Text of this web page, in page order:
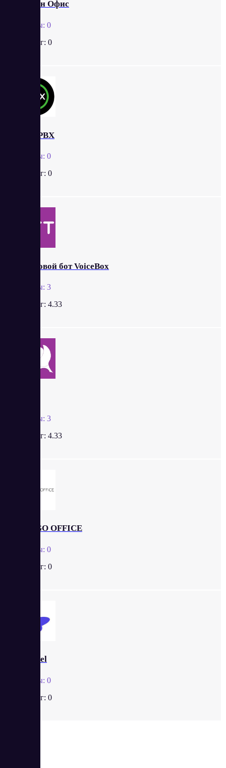
Телфин Офис
Отзывы: 0
Рейтинг: 0
onlinePBX
Отзывы: 0
Рейтинг: 0
Голосовой бот VoiceBox
Отзывы: 3
Рейтинг: 4.33
Отзывы: 3
Рейтинг: 4.33
MANGO OFFICE
Отзывы: 0
Рейтинг: 0
Gravitel
Отзывы: 0
Рейтинг: 0